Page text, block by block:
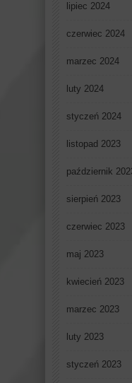
lipiec 2024
czerwiec 2024
marzec 2024
luty 2024
styczeń 2024
listopad 2023
październik
sierpień 2023
czerwiec 2023
maj 2023
kwiecień 2023
marzec 2023
luty 2023
styczeń 2023